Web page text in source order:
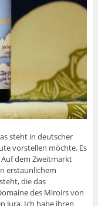
steht in deutscher
vorstellen möchte. Es
dem Zweitmarkt
erstaunlichem
die das
des Miroirs von
Jura. Ich habe ihren